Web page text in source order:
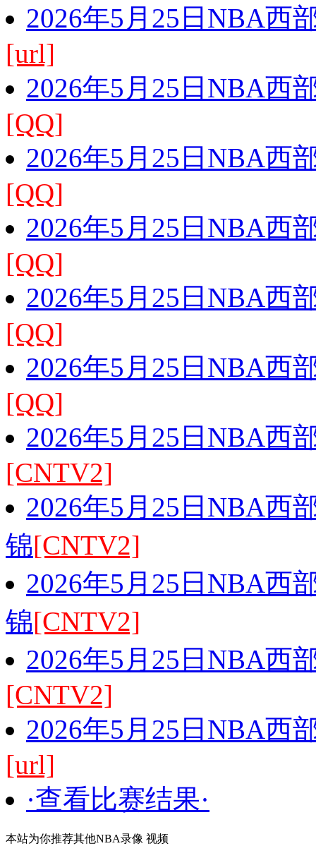
2026年5月25日NBA西
[url]
2026年5月25日NBA西
[QQ]
2026年5月25日NBA西
[QQ]
2026年5月25日NBA西
[QQ]
2026年5月25日NBA西
[QQ]
2026年5月25日NBA西
[QQ]
2026年5月25日NBA西
[CNTV2]
2026年5月25日NBA西
锦[CNTV2]
2026年5月25日NBA西
锦[CNTV2]
2026年5月25日NBA西
[CNTV2]
2026年5月25日NBA西
[url]
·查看比赛结果·
本站为你推荐其他NBA录像 视频